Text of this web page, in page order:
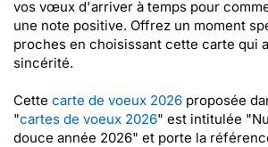
vos vœux d'arriver à temps pour
une note positive. Offrez un moment
proches en choisissant cette carte qui
sincérité.
Cette carte de voeux 2026 proposée
"cartes de voeux 2026" est intitulée
douce année 2026" et porte la